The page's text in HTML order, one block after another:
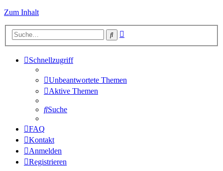
Zum Inhalt
Suche
Schnellzugriff
Unbeantwortete Themen
Aktive Themen
Suche
FAQ
Kontakt
Anmelden
Registrieren